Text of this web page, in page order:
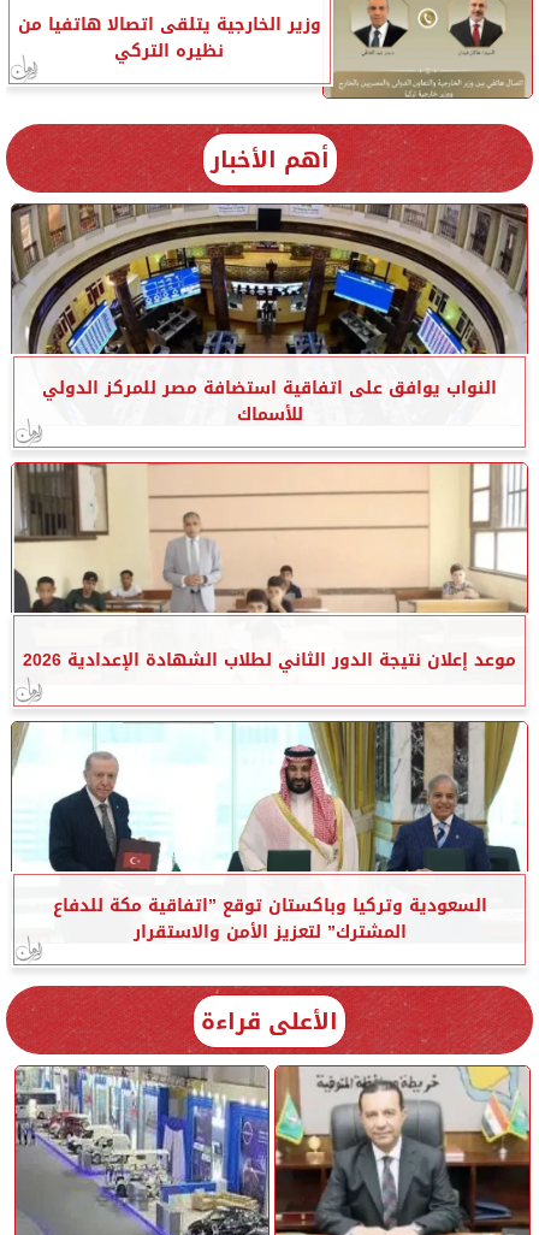
وزير الخارجية يتلقى اتصالا هاتفيا من
نظيره التركي
أهم الأخبار
النواب يوافق على اتفاقية استضافة مصر للمركز الدولي
للأسماك
موعد إعلان نتيجة الدور الثاني لطلاب الشهادة الإعدادية 2026
السعودية وتركيا وباكستان توقع ”اتفاقية مكة للدفاع
المشترك” لتعزيز الأمن والاستقرار
الأعلى قراءة